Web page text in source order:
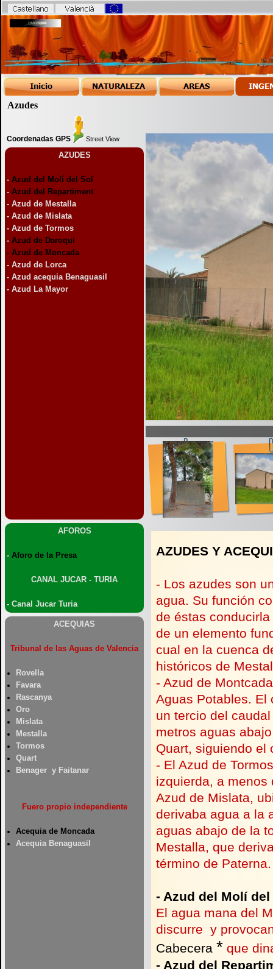
Azudes
Coordenadas GPS Street View
AZUDES
- Azud del
Molí del Sol
- Azud del Repartiment
- Azud de Mestalla
- Azud de Mislata
- Azud de Tormos
- Azud de Daroqui
- Azud de Moncada
- Azud de Lorca
- Azud acequia Benaguasil
- Azud La Mayor
AFOROS
- Aforo de la Presa
CANAL JUCAR - TURIA
- Canal Jucar Turia
ACEQUIAS
Tribunal de las Aguas de Valencia
Rovella
Favara
Rascanya
Oro
Mislata
Mestalla
Tormos
Quart
Benager y Faitanar
Fuero propio independiente
Acequia de Moncada
Acequia Benaguasil
AZUDES Y
- Los azudes son
agua. Su función
de éstas
de un elemento
cual en la cuenca
históricos de
- Azud de
Aguas Potables. El
un tercio del
metros aguas
Quart, siguiendo el
- El Azud de
izquierda, a menos
Azud de Mislata,
derivaba agua a la
aguas abajo de la
Mestalla, que
término de Paterna.
- Azud del Molí
El agua mana del
discurre y
Cabecera * que
- Azud del